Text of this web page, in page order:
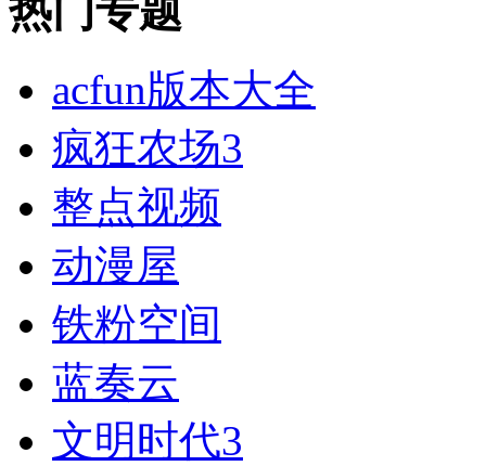
热门专题
acfun版本大全
疯狂农场3
整点视频
动漫屋
铁粉空间
蓝奏云
文明时代3